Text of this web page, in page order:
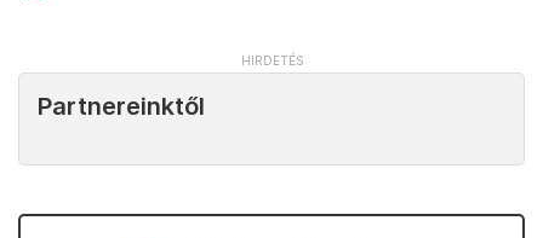
Partnereinktől